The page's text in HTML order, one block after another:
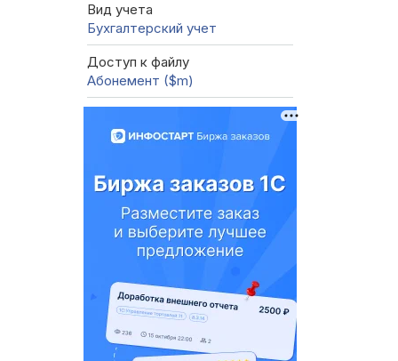
Вид учета
Бухгалтерский учет
Доступ к файлу
Абонемент ($m)